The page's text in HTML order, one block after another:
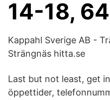
14-18,
Kappahl Sverige AB -
Strängnäs hitta.se
Last but not least, get
öppettider,